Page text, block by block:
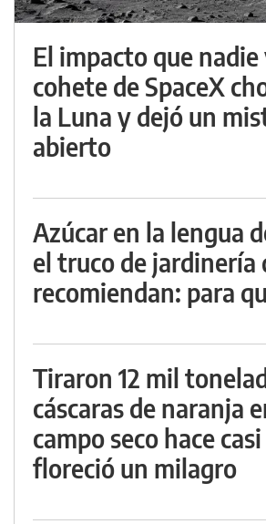
El impacto que nadie
cohete de SpaceX
la Luna y dejó un
abierto
Azúcar en la lengua
el truco de jardinería
recomiendan: para
Tiraron 12 mil
cáscaras de naranja
campo seco hace
floreció un milagro